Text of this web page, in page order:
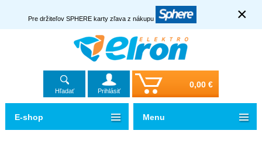
Pre držiteľov SPHERE karty zľava z nákupu ×
Hľadať Prihlásiť
0,00 €
E-shop Menu